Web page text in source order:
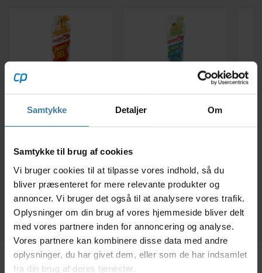
Samtykke Detaljer Om
Samtykke til brug af cookies
Vi bruger cookies til at tilpasse vores indhold, så du
bliver præsenteret for mere relevante produkter og
annoncer. Vi bruger det også til at analysere vores trafik.
Oplysninger om din brug af vores hjemmeside bliver delt
med vores partnere inden for annoncering og analyse.
Vores partnere kan kombinere disse data med andre
oplysninger, du har givet dem, eller som de har indsamlet
fra din brug af deres tjenester.
High5 EnergyGel -
Mango - 40 gram.
9,00 kr.
+10 på lager
High5 Energy Gel
Aqua Caffeine - Citrus
60 ml - 30 mg koffein
+10 på lager